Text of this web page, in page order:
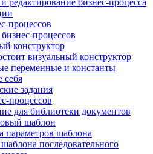
редактирование бизнес-процесса
процессов
процессов
конструктор
визуальный конструктор
переменные и константы
себя
задания
процессов
для библиотеки документов
шаблон
параметров шаблона
последовательного